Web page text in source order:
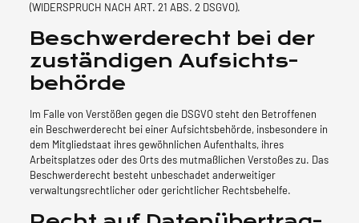
(WIDERSPRUCH NACH ART. 21 ABS. 2 DSGVO).
Beschwerde­recht bei der
zuständigen Aufsichts­
behörde
Im Falle von Verstößen gegen die DSGVO steht den Betroffenen
ein Beschwerderecht bei einer Aufsichtsbehörde, insbesondere in
dem Mitgliedstaat ihres gewöhnlichen Aufenthalts, ihres
Arbeitsplatzes oder des Orts des mutmaßlichen Verstoßes zu. Das
Beschwerderecht besteht unbeschadet anderweitiger
verwaltungsrechtlicher oder gerichtlicher Rechtsbehelfe.